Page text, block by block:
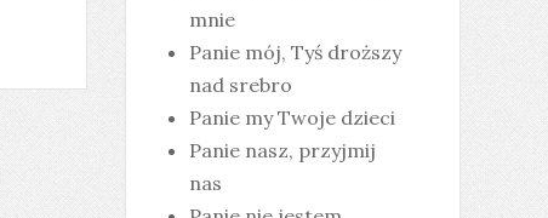
mnie
Panie mój, Tyś droższy
nad srebro
Panie my Twoje dzieci
Panie nasz, przyjmij
nas